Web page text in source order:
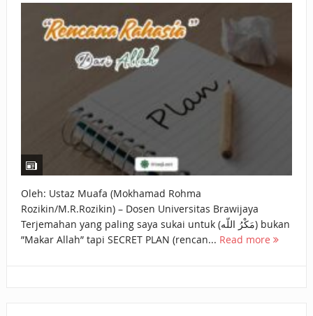
BAGAIMANA CARA MEMBAYAR ZAKAT UANG?
UANG HARAM BISA MENJADI HALAL JIKA SEBAB
KEPEMILIKANNYA BERUBAH
ISTIDLAL BATIL VS ISTIDLAL SYAR’I
BAHASA CINTA KARENA ALLAH
HUKUM MEMBAYAR ZAKAT DENGAN CARA MENGANGSUR
Oleh: Ustaz Muafa (Mokhamad Rohma
Rozikin/M.R.Rozikin) – Dosen Universitas Brawijaya
Terjemahan yang paling saya sukai untuk (مَكْرُ اللّه) bukan
”Makar Allah” tapi SECRET PLAN (rencan... Read more